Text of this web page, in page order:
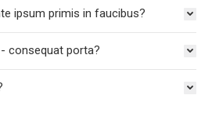
ipsum primis in faucibus?
consequat porta?